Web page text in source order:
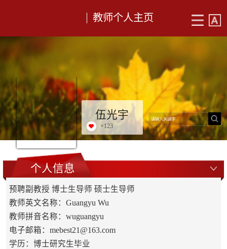
教师个人主页
伍光宇
+123
个人信息
预聘副教授 博士生导师 硕士生导师
教师英文名称：Guangyu Wu
教师拼音名称：wuguangyu
电子邮箱： mebest21@163.com
学历：博士研究生毕业